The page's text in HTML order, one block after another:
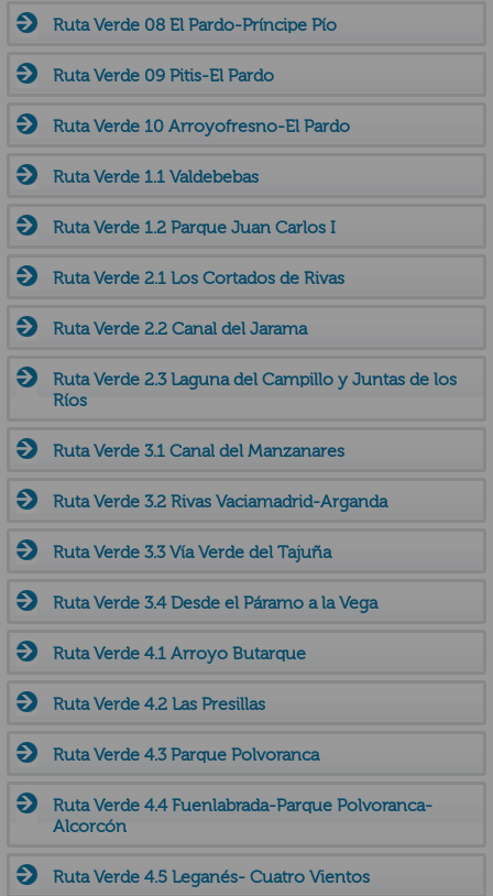
Ruta Verde 08 El Pardo-Príncipe Pío
Ruta Verde 09 Pitis-El Pardo
Ruta Verde 10 Arroyofresno-El Pardo
Ruta Verde 1.1 Valdebebas
Ruta Verde 1.2 Parque Juan Carlos I
Ruta Verde 2.1 Los Cortados de Rivas
Ruta Verde 2.2 Canal del Jarama
Ruta Verde 2.3 Laguna del Campillo y Juntas de los
Ríos
Ruta Verde 3.1 Canal del Manzanares
Ruta Verde 3.2 Rivas Vaciamadrid-Arganda
Ruta Verde 3.3 Vía Verde del Tajuña
Ruta Verde 3.4 Desde el Páramo a la Vega
Ruta Verde 4.1 Arroyo Butarque
Ruta Verde 4.2 Las Presillas
Ruta Verde 4.3 Parque Polvoranca
Ruta Verde 4.4 Fuenlabrada-Parque Polvoranca-
Alcorcón
Ruta Verde 4.5 Leganés- Cuatro Vientos